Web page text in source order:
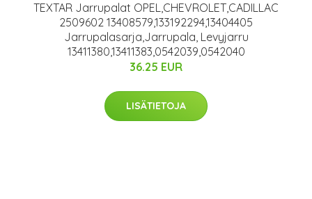
TEXTAR Jarrupalat OPEL,CHEVROLET,CADILLAC
2509602 13408579,133192294,13404405
Jarrupalasarja,Jarrupala, Levyjarru
13411380,13411383,0542039,0542040
36.25 EUR
LISÄTIETOJA